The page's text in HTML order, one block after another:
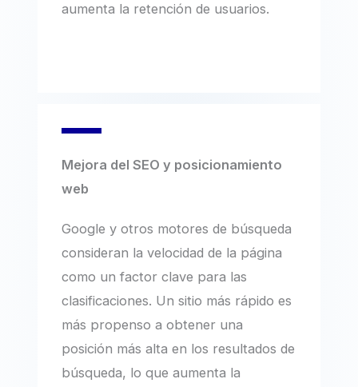
aumenta la retención de usuarios.
Mejora del SEO y posicionamiento
web
Google y otros motores de búsqueda
consideran la velocidad de la página
como un factor clave para las
clasificaciones. Un sitio más rápido es
más propenso a obtener una
posición más alta en los resultados de
búsqueda, lo que aumenta la